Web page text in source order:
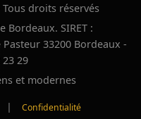
droits réservés
Bordeaux. SIRET :
33200 Bordeaux -
23 29
et modernes
| Confidentialité